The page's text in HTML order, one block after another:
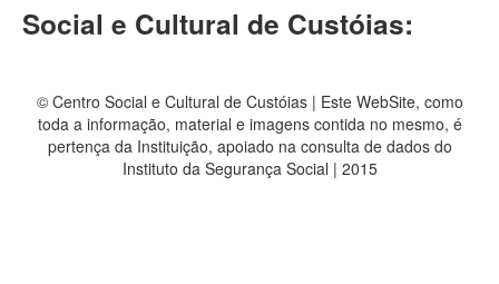
Social e Cultural de Custóias:
© Centro Social e Cultural de Custóias | Este WebSite, como
toda a informação, material e imagens contida no mesmo, é
pertença da Instituição, apoiado na consulta de dados do
Instituto da Segurança Social | 2015